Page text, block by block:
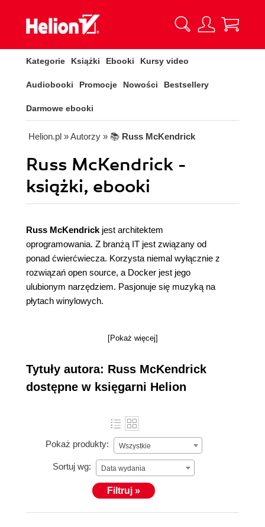
Kategorie Książki Ebooki Kursy video
Audiobooki Promocje Nowości Bestsellery
Darmowe ebooki
Helion.pl » Autorzy » 📚 Russ McKendrick
Russ McKendrick -
książki, ebooki
Russ McKendrick jest architektem
oprogramowania. Z branżą IT jest związany od
ponad ćwierćwiecza. Korzysta niemal wyłącznie z
rozwiązań open source, a Docker jest jego
ulubionym narzędziem. Pasjonuje się muzyką na
płytach winylowych.
[Pokaż więcej]
Tytuły autora: Russ McKendrick
dostępne w księgarni Helion
Pokaż produkty: Wszystkie
Sortuj wg: Data wydania
Filtruj »